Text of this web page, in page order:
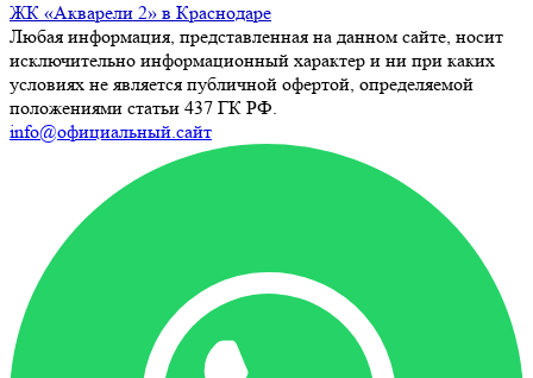
ЖК «Акварели 2» в Краснодаре
Любая информация, представленная на данном сайте, носит
исключительно информационный характер и ни при каких
условиях не является публичной офертой, определяемой
положениями статьи 437 ГК РФ.
info@официальный.сайт